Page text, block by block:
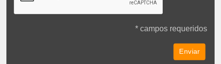
* campos requeridos